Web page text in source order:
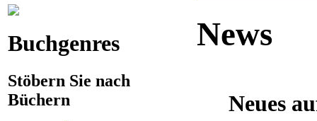
Buchgenres
Stöbern Sie nach
Büchern
News
Neues